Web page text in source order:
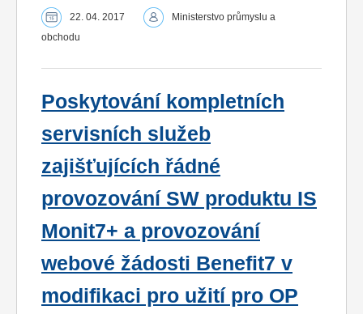
22. 04. 2017
Ministerstvo průmyslu a
obchodu
Poskytování kompletních
servisních služeb
zajišťujících řádné
provozování SW produktu IS
Monit7+ a provozování
webové žádosti Benefit7 v
modifikaci pro užití pro OP